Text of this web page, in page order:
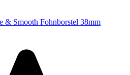
& Smooth Fohnborstel 38mm